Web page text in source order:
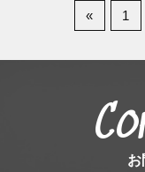
« 1
お